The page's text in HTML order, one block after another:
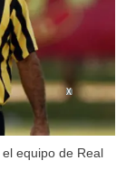
equipo de Real
X